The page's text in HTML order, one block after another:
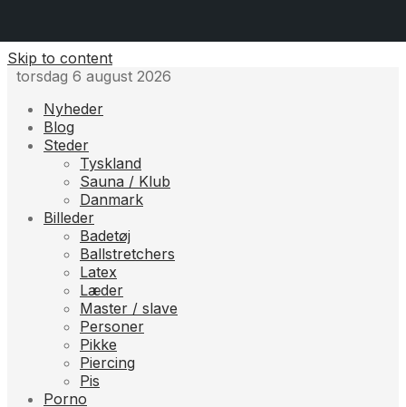
Skip to content
torsdag 6 august 2026
Nyheder
Blog
Steder
Tyskland
Sauna / Klub
Danmark
Billeder
Badetøj
Ballstretchers
Latex
Læder
Master / slave
Personer
Pikke
Piercing
Pis
Porno